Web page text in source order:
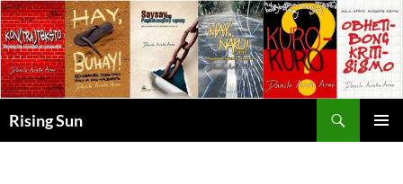
Skip
to
content
Rising Sun